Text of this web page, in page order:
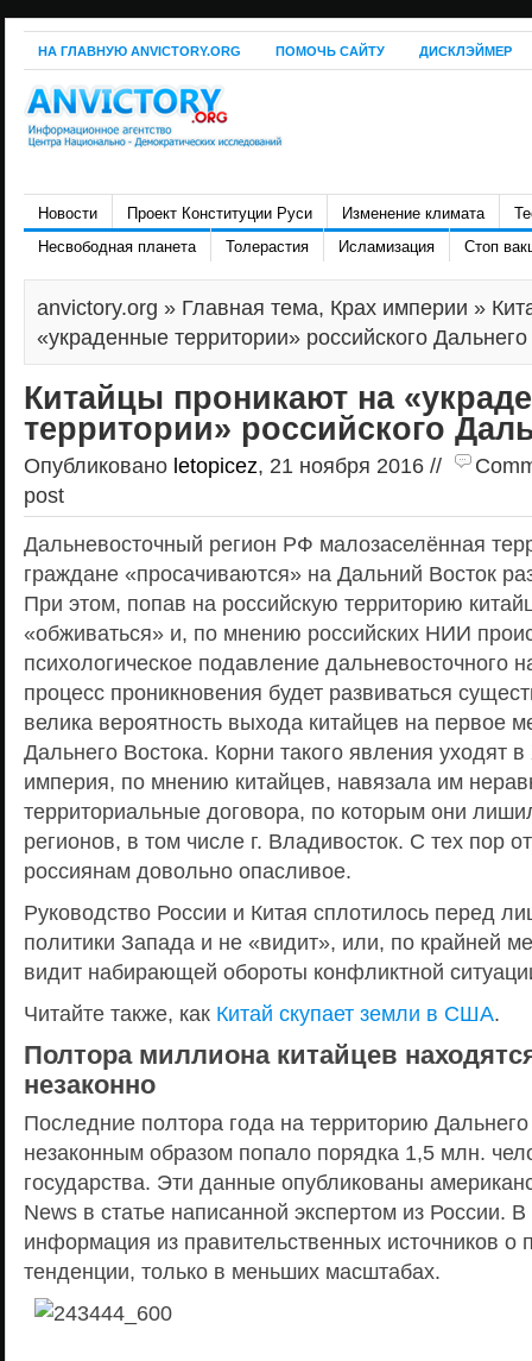
НА ГЛАВНУЮ ANVICTORY.ORG ПОМОЧЬ САЙТУ ДИСКЛЭЙМЕР
Новости Проект Конституции Руси Изменение климата
Несвободная планета
Толерастия Исламизация Стоп
anvictory.org » Главная тема, Крах империи »
«украденные территории» российского
Китайцы проникают на
территории» российского
Опубликовано letopicez, 21 ноября 2016 //
post
Дальневосточный регион РФ малозаселённая
граждане «просачиваются» на Дальний Восток
При этом, попав на российскую территорию
«обживаться» и, по мнению российских НИИ
психологическое подавление дальневосточного
процесс проникновения будет развиваться
велика вероятность выхода китайцев на первое
Дальнего Востока. Корни такого явления уходят
империя, по мнению китайцев, навязала им
территориальные договора, по которым они
регионов, в том числе г. Владивосток. С тех пор
россиянам довольно опасливое.
Руководство России и Китая сплотилось перед
политики Запада и не «видит», или, по крайней
видит набирающей обороты конфликтной
Читайте также, как Китай скупает земли в США.
Полтора миллиона китайцев
незаконно
Последние полтора года на территорию
незаконным образом попало порядка 1,5 млн.
государства. Эти данные опубликованы
News в статье написанной экспертом из
информация из правительственных источников о
тенденции, только в меньших масштабах.